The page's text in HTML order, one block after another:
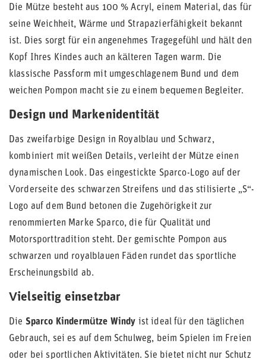
Die Mütze besteht aus 100 % Acryl, einem Material, das für
seine Weichheit, Wärme und Strapazierfähigkeit bekannt
ist. Dies sorgt für ein angenehmes Tragegefühl und hält den
Kopf Ihres Kindes auch an kälteren Tagen warm. Die
klassische Passform mit umgeschlagenem Bund und dem
weichen Pompon macht sie zu einem bequemen Begleiter.
Design und Markenidentität
Das zweifarbige Design in Royalblau und Schwarz,
kombiniert mit weißen Details, verleiht der Mütze einen
dynamischen Look. Das eingestickte Sparco-Logo auf der
Vorderseite des schwarzen Streifens und das stilisierte „S“-
Logo auf dem Bund betonen die Zugehörigkeit zur
renommierten Marke Sparco, die für Qualität und
Motorsporttradition steht. Der gemischte Pompon aus
schwarzen und royalblauen Fäden rundet das sportliche
Erscheinungsbild ab.
Vielseitig einsetzbar
Die Sparco Kindermütze Windy ist ideal für den täglichen
Gebrauch, sei es auf dem Schulweg, beim Spielen im Freien
oder bei sportlichen Aktivitäten. Sie bietet nicht nur Schutz